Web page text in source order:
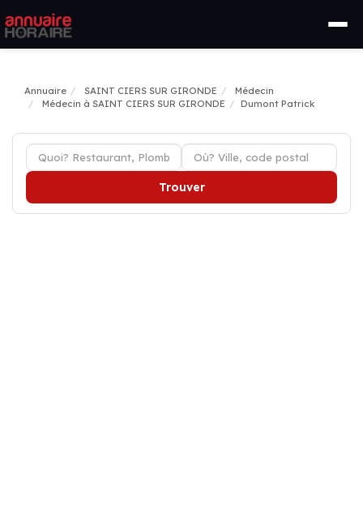
Annuaire SAINT CIERS SUR GIRONDE
Médecin
Médecin à SAINT CIERS SUR GIRONDE
Dumont Patrick
Trouver